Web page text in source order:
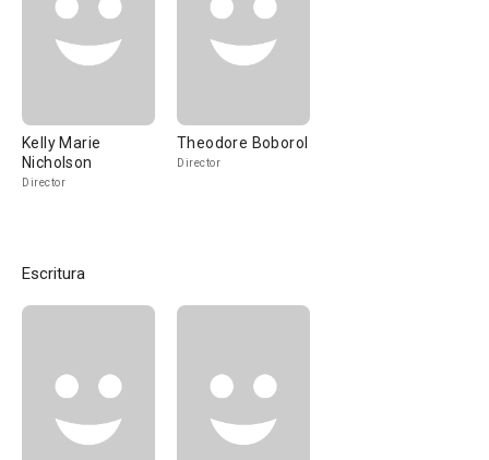
Kelly Marie
Nicholson
Director
Theodore Boborol
Director
Escritura